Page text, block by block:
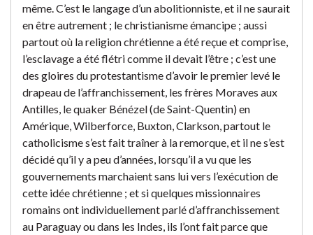
même. C’est le langage d’un abolitionniste, et il ne saurait
en être autrement ; le christianisme émancipe ; aussi
partout où la religion chrétienne a été reçue et comprise,
l’esclavage a été flétri comme il devait l’être ; c’est une
des gloires du protestantisme d’avoir le premier levé le
drapeau de l’affranchissement, les frères Moraves aux
Antilles, le quaker Bénézel (de Saint-Quentin) en
Amérique, Wilberforce, Buxton, Clarkson, partout le
catholicisme s’est fait traîner à la remorque, et il ne s’est
décidé qu’il y a peu d’années, lorsqu’il a vu que les
gouvernements marchaient sans lui vers l’exécution de
cette idée chrétienne ; et si quelques missionnaires
romains ont individuellement parlé d’affranchissement
au Paraguay ou dans les Indes, ils l’ont fait parce que